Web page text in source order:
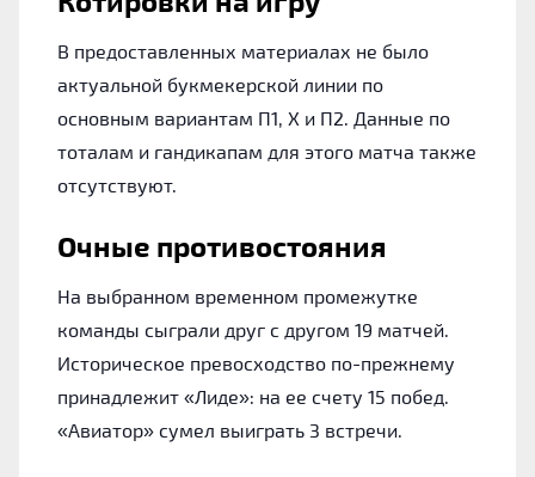
В предоставленных материалах не было
актуальной букмекерской линии по
основным вариантам П1, Х и П2. Данные по
тоталам и гандикапам для этого матча также
отсутствуют.
Очные противостояния
На выбранном временном промежутке
команды сыграли друг с другом 19 матчей.
Историческое превосходство по-прежнему
принадлежит «Лиде»: на ее счету 15 побед.
«Авиатор» сумел выиграть 3 встречи.